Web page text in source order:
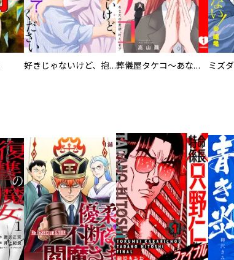
好きじゃないけど、抱いてください【電子単行本版／特典おまけ付き】 葬儀屋タケコ～あなたの最期、叶えます【電子単行本版】